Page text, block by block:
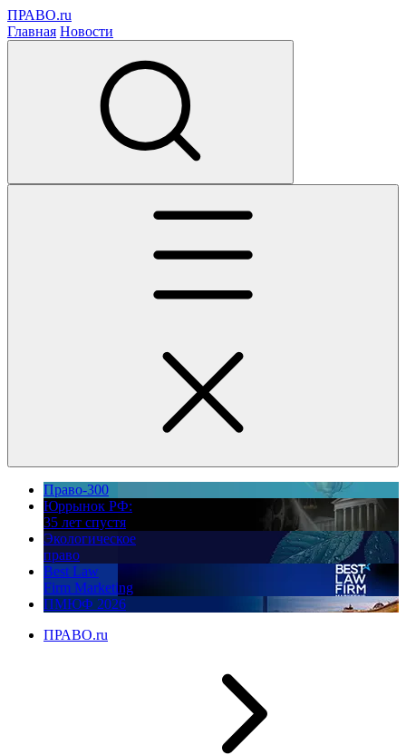
ПРАВО.ru
Главная Новости
Право-300
Юррынок РФ:
35 лет спустя
Экологическое
право
Best Law
Firm Marketing
ПМЮФ 2026
ПРАВО.ru